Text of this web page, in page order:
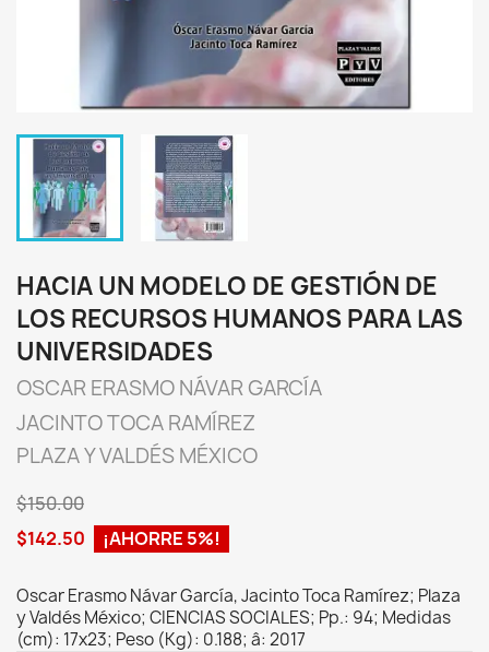
HACIA UN MODELO DE GESTIÓN DE
LOS RECURSOS HUMANOS PARA LAS
UNIVERSIDADES
OSCAR ERASMO NÁVAR GARCÍA
JACINTO TOCA RAMÍREZ
PLAZA Y VALDÉS MÉXICO
$150.00
$142.50
¡AHORRE 5%!
Oscar Erasmo Návar García, Jacinto Toca Ramírez; Plaza
y Valdés México; CIENCIAS SOCIALES; Pp.: 94; Medidas
(cm): 17x23; Peso (Kg): 0.188; â: 2017